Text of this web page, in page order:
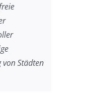
Städten